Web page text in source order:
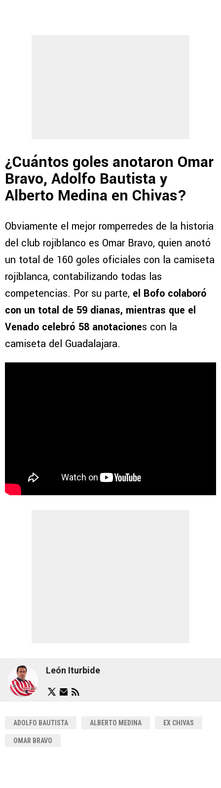
¿Cuántos goles anotaron Omar
Bravo, Adolfo Bautista y
Alberto Medina en Chivas?
Obviamente el mejor romperredes de la historia
del club rojiblanco es Omar Bravo, quien anotó
un total de 160 goles oficiales con la camiseta
rojiblanca, contabilizando todas las
competencias. Por su parte, el Bofo colaboró
con un total de 59 dianas, mientras que el
Venado celebró 58 anotaciones con la
camiseta del Guadalajara.
León Iturbide
ADOLFO BAUTISTA ALBERTO MEDINA EX CHIVAS
OMAR BRAVO